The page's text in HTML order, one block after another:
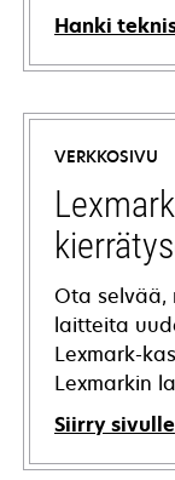
Hanki
opens
in
new
tab
VERKKOSIVU
Ota
laitteita
Lexmark-
Lexmarkin
Siirry sivulle